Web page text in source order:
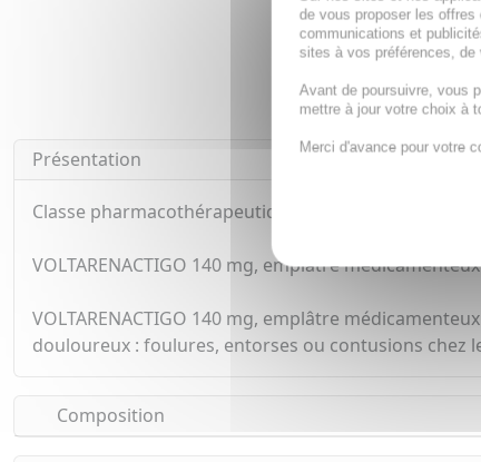
Présentation
Classe pharmacothérapeutique : Anti-
VOLTARENACTIGO 140 mg, emplâtre
VOLTARENACTIGO 140 mg, emplâtre
douloureux : foulures, entorses ou contusions chez
Composition
de vous proposer les
communications et
sites à vos préférences,
Avant de poursuivre, vous
mettre à jour votre choix à
Merci d'avance pour votre